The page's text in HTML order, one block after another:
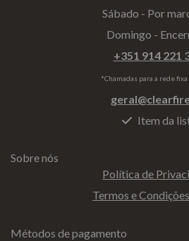
Sábado - Por
Domingo -
+351 914 221
*Chamadas para a rede fixa
Item da
Sobre nós
Política de
Termos e
Métodos de pagamento